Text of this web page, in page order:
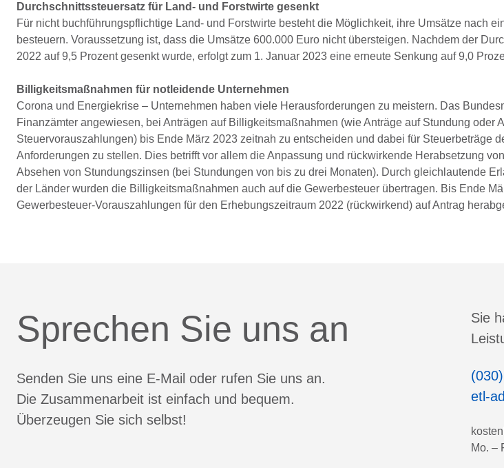
Durchschnittssteuersatz für Land- und Forstwirte gesenkt
Für nicht buchführungspflichtige Land- und Forstwirte besteht die Möglichkeit, ihre Umsätze nach
besteuern. Voraussetzung ist, dass die Umsätze 600.000 Euro nicht übersteigen. Nachdem der
2022 auf 9,5 Prozent gesenkt wurde, erfolgt zum 1. Januar 2023 eine erneute Senkung auf 9,0
Billigkeitsmaßnahmen für notleidende Unternehmen
Corona und Energiekrise – Unternehmen haben viele Herausforderungen zu meistern. Das
Finanzämter angewiesen, bei Anträgen auf Billigkeitsmaßnahmen (wie Anträge auf Stundung oder
Steuervorauszahlungen) bis Ende März 2023 zeitnah zu entscheiden und dabei für Steuerbeträge
Anforderungen zu stellen. Dies betrifft vor allem die Anpassung und rückwirkende Herabsetzung
Absehen von Stundungszinsen (bei Stundungen von bis zu drei Monaten). Durch gleichlautende
der Länder wurden die Billigkeitsmaßnahmen auch auf die Gewerbesteuer übertragen. Bis Ende
Gewerbesteuer-Vorauszahlungen für den Erhebungszeitraum 2022 (rückwirkend) auf Antrag
Sprechen Sie uns an
Senden Sie uns eine E-Mail oder rufen Sie uns an.
Die Zusammenarbeit ist einfach und bequem.
Überzeugen Sie sich selbst!
Sie
etl-
Mo. –